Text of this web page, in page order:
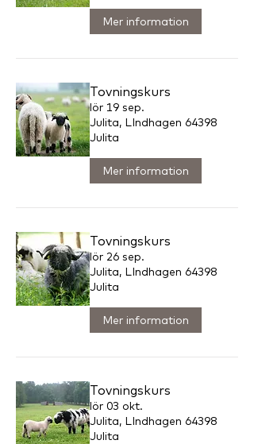
Mer information
Tovningskurs
lör 19 sep.
Julita, LIndhagen 64398
Julita
Mer information
Tovningskurs
lör 26 sep.
Julita, LIndhagen 64398
Julita
Mer information
Tovningskurs
lör 03 okt.
Julita, LIndhagen 64398
Julita